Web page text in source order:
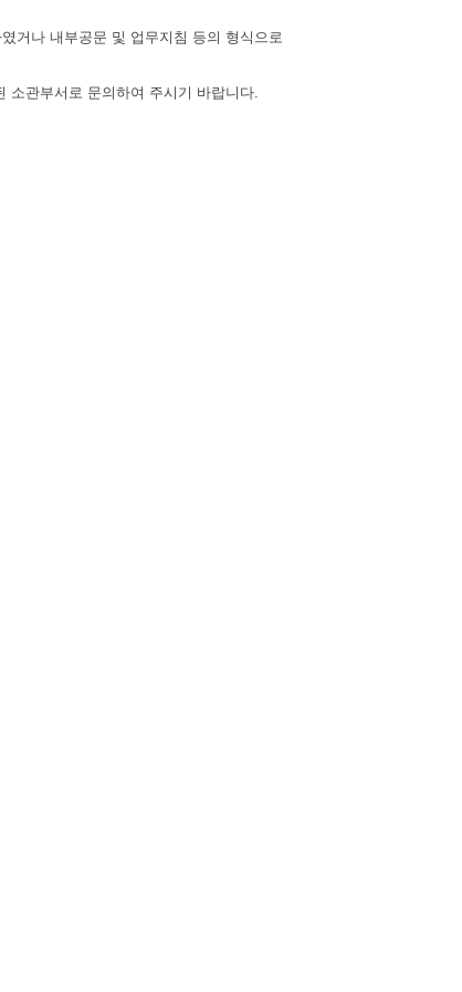
거나 내부공문 및 업무지침 등의 형식으로
소관부서로 문의하여 주시기 바랍니다.